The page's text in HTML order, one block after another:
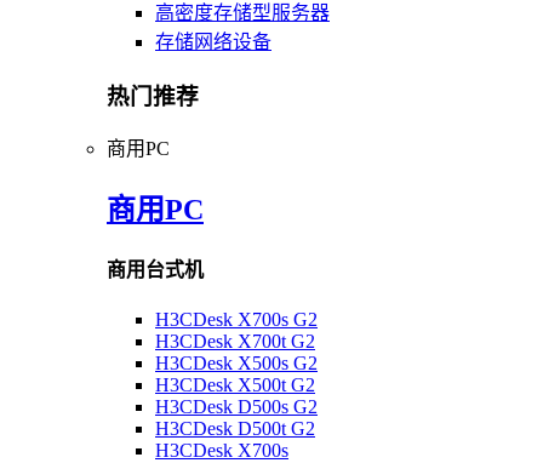
高密度存储型服务器
存储网络设备
热门推荐
商用PC
商用PC
商用台式机
H3CDesk X700s G2
H3CDesk X700t G2
H3CDesk X500s G2
H3CDesk X500t G2
H3CDesk D500s G2
H3CDesk D500t G2
H3CDesk X700s